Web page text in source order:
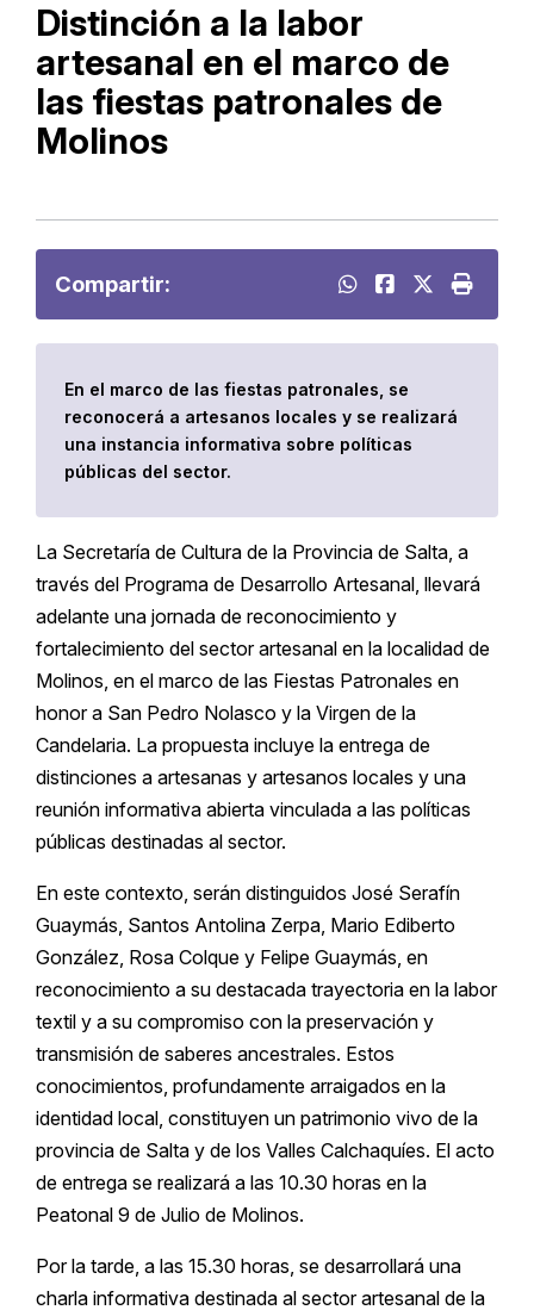
Distinción a la labor
artesanal en el marco de
las fiestas patronales de
Molinos
Compartir:
En el marco de las fiestas patronales, se
reconocerá a artesanos locales y se realizará
una instancia informativa sobre políticas
públicas del sector.
La Secretaría de Cultura de la Provincia de Salta, a
través del Programa de Desarrollo Artesanal, llevará
adelante una jornada de reconocimiento y
fortalecimiento del sector artesanal en la localidad de
Molinos, en el marco de las Fiestas Patronales en
honor a San Pedro Nolasco y la Virgen de la
Candelaria. La propuesta incluye la entrega de
distinciones a artesanas y artesanos locales y una
reunión informativa abierta vinculada a las políticas
públicas destinadas al sector.
En este contexto, serán distinguidos José Serafín
Guaymás, Santos Antolina Zerpa, Mario Ediberto
González, Rosa Colque y Felipe Guaymás, en
reconocimiento a su destacada trayectoria en la labor
textil y a su compromiso con la preservación y
transmisión de saberes ancestrales. Estos
conocimientos, profundamente arraigados en la
identidad local, constituyen un patrimonio vivo de la
provincia de Salta y de los Valles Calchaquíes. El acto
de entrega se realizará a las 10.30 horas en la
Peatonal 9 de Julio de Molinos.
Por la tarde, a las 15.30 horas, se desarrollará una
charla informativa destinada al sector artesanal de la